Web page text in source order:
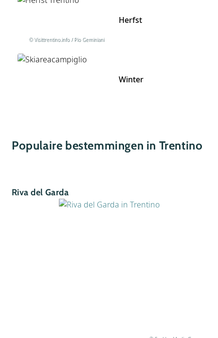
© Visittrentino.info / Pio Geminiani
Herfst
Winter
Populaire bestemmingen in Trentino
Riva del Garda